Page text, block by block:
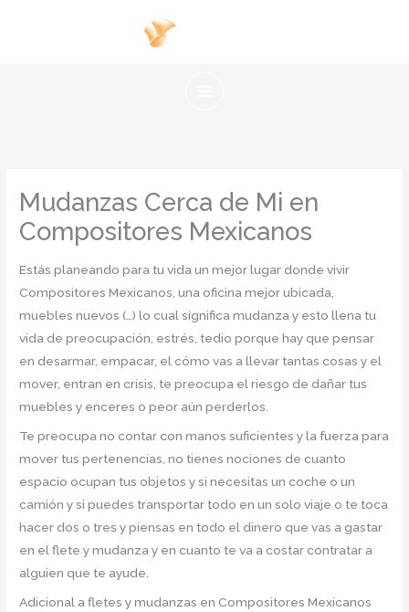
Mudanzas Cerca de Mi en
Compositores Mexicanos
Estás planeando para tu vida un mejor lugar donde vivir
Compositores Mexicanos, una oficina mejor ubicada,
muebles nuevos (…) lo cual significa mudanza y esto llena tu
vida de preocupación, estrés, tedio porque hay que pensar
en desarmar, empacar, el cómo vas a llevar tantas cosas y el
mover, entran en crisis, te preocupa el riesgo de dañar tus
muebles y enceres o peor aún perderlos.
Te preocupa no contar con manos suficientes y la fuerza para
mover tus pertenencias, no tienes nociones de cuanto
espacio ocupan tus objetos y si necesitas un coche o un
camión y si puedes transportar todo en un solo viaje o te toca
hacer dos o tres y piensas en todo el dinero que vas a gastar
en el flete y mudanza y en cuanto te va a costar contratar a
alguien que te ayude.
Adicional a fletes y mudanzas en Compositores Mexicanos